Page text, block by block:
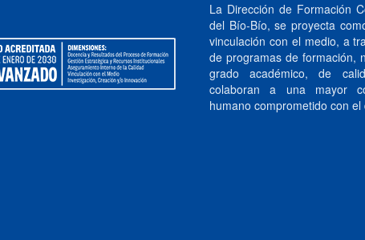
La Dirección de Formación
del Bío-Bío, se proyecta
vinculación con el medio, a
de programas de formación,
grado académico, de
colaboran a una mayor
humano comprometido con